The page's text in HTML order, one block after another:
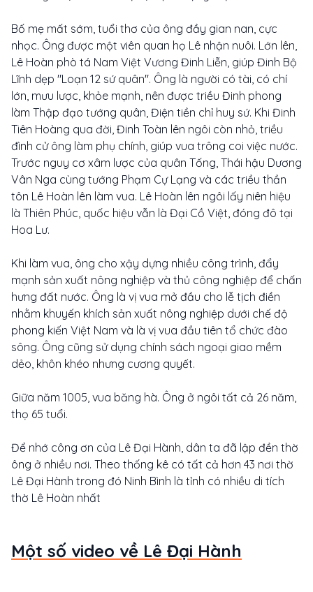
Bố mẹ mất sớm, tuổi thơ của ông đầy gian nan, cực
nhọc. Ông được một viên quan họ Lê nhận nuôi. Lớn lên,
Lê Hoàn phò tá Nam Việt Vương Đinh Liễn, giúp Đinh Bộ
Lĩnh dẹp "Loạn 12 sứ quân". Ông là người có tài, có chí
lớn, mưu lược, khỏe mạnh, nên được triều Đinh phong
làm Thập đạo tướng quân, Điện tiền chỉ huy sứ. Khi Đinh
Tiên Hoàng qua đời, Đinh Toàn lên ngôi còn nhỏ, triều
đình cử ông làm phụ chính, giúp vua trông coi việc nước.
Trước nguy cơ xâm lược của quân Tống, Thái hậu Dương
Vân Nga cùng tướng Phạm Cự Lạng và các triều thần
tôn Lê Hoàn lên làm vua. Lê Hoàn lên ngôi lấy niên hiệu
là Thiên Phúc, quốc hiệu vẫn là Đại Cồ Việt, đóng đô tại
Hoa Lư.
Khi làm vua, ông cho xậy dựng nhiều công trình, đẩy
mạnh sản xuất nông nghiệp và thủ công nghiệp để chấn
hưng đất nước. Ông là vị vua mở đầu cho lễ tịch điền
nhằm khuyến khích sản xuất nông nghiệp dưới chế độ
phong kiến Việt Nam và là vị vua đầu tiên tổ chức đào
sông. Ông cũng sử dụng chính sách ngoại giao mềm
dẻo, khôn khéo nhưng cương quyết.
Giữa năm 1005, vua băng hà. Ông ở ngôi tất cả 26 năm,
thọ 65 tuổi.
Để nhớ công ơn của Lê Đại Hành, dân ta đã lập đền thờ
ông ở nhiều nơi. Theo thống kê có tất cả hơn 43 nơi thờ
Lê Đại Hành trong đó Ninh Bình là tỉnh có nhiều di tích
thờ Lê Hoàn nhất
Một số video về Lê Đại Hành